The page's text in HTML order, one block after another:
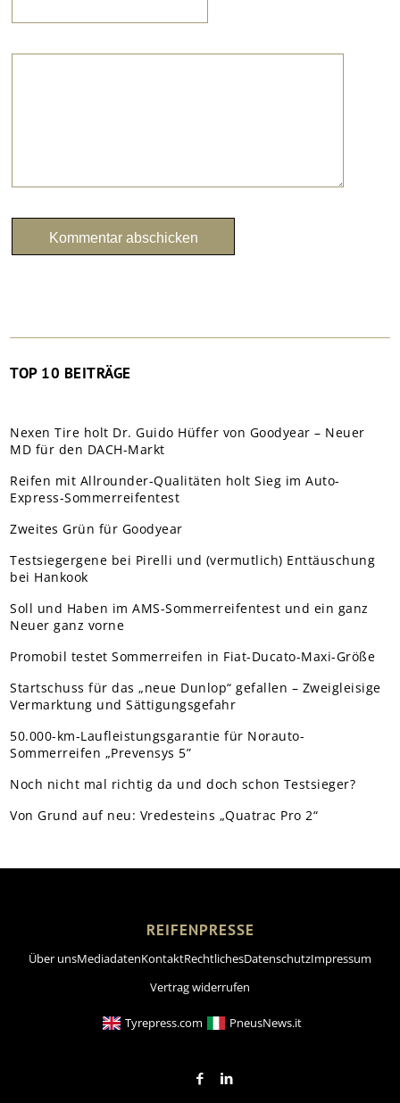
TOP 10 BEITRÄGE
Nexen Tire holt Dr. Guido Hüffer von Goodyear – Neuer
MD für den DACH-Markt
Reifen mit Allrounder-Qualitäten holt Sieg im Auto-
Express-Sommerreifentest
Zweites Grün für Goodyear
Testsiegergene bei Pirelli und (vermutlich) Enttäuschung
bei Hankook
Soll und Haben im AMS-Sommerreifentest und ein ganz
Neuer ganz vorne
Promobil testet Sommerreifen in Fiat-Ducato-Maxi-Größe
Startschuss für das „neue Dunlop“ gefallen – Zweigleisige
Vermarktung und Sättigungsgefahr
50.000-km-Laufleistungsgarantie für Norauto-
Sommerreifen „Prevensys 5”
Noch nicht mal richtig da und doch schon Testsieger?
Von Grund auf neu: Vredesteins „Quatrac Pro 2“
REIFENPRESSE
Über unsMediadatenKontaktRechtlichesDatenschutzImpressum
Vertrag widerrufen
Tyrepress.com PneusNews.it